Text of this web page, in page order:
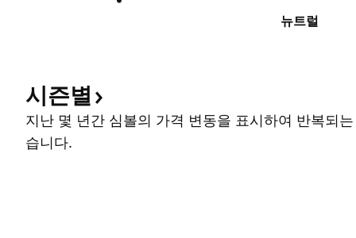
뉴트럴
시즌별
지난 몇 년간 심볼의 가격 변동을 표시하여 반복되
습니다.